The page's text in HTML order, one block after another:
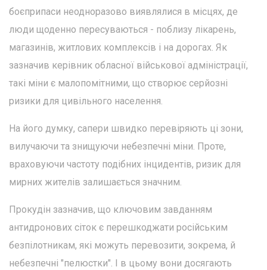
боєприпаси неодноразово виявлялися в місцях, де
люди щоденно пересуваються - поблизу лікарень,
магазинів, житлових комплексів і на дорогах. Як
зазначив керівник обласної військової адміністрації,
такі міни є малопомітними, що створює серйозні
ризики для цивільного населення.
На його думку, сапери швидко перевіряють ці зони,
вилучаючи та знищуючи небезпечні міни. Проте,
враховуючи частоту подібних інцидентів, ризик для
мирних жителів залишається значним.
Прокудін зазначив, що ключовим завданням
антидронових сіток є перешкоджати російським
безпілотникам, які можуть перевозити, зокрема, й
небезпечні "пелюстки". І в цьому вони досягають